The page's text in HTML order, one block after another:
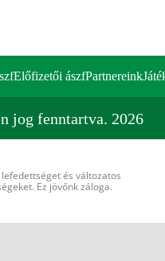
Előfizetői ászfPartnereink
jog fenntartva. 2026
és változatos
Ez jövőnk záloga.